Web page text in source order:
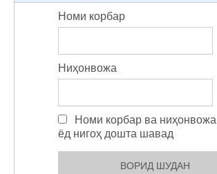
Номи корбар
Ниҳонвожа
Номи корбар ва
ёд нигоҳ дошта шавад